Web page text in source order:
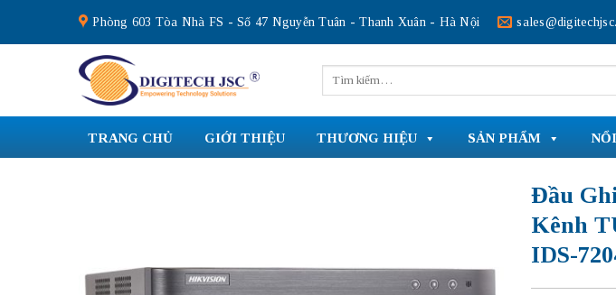
content
Phòng 603 Tòa Nhà FS - Số 47 Nguyễn Tuân - Thanh Xuân - Hà Nội
kiếm:
TRANG CHỦ GIỚI THIỆU THƯƠNG HIỆU SẢN PHẨM
Đầu
Kênh
IDS-